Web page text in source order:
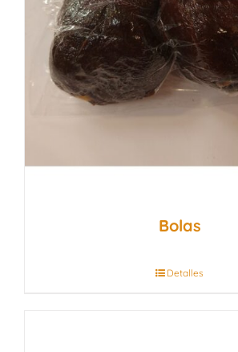
Bolas
Detalles